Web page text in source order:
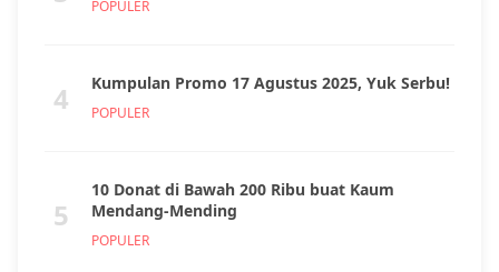
POPULER
4 Kumpulan Promo 17 Agustus 2025, Yuk Serbu!
POPULER
5
10 Donat di Bawah 200 Ribu buat Kaum
Mendang-Mending
POPULER